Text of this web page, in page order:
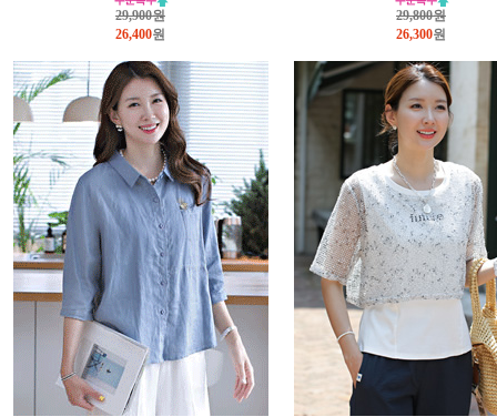
29,900원
26,400원
29,800원
26,300원